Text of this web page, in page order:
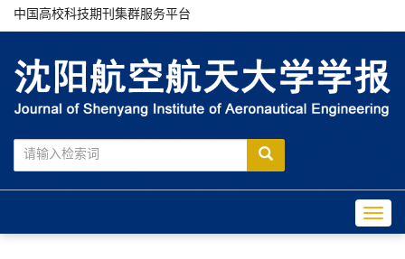
中国高校科技期刊集群服务平台